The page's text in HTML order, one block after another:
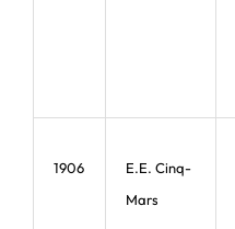
1906
E.E. Cinq-
Mars